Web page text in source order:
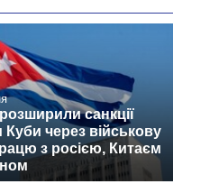
санкції
Куби через військову
з росією, Китаєм